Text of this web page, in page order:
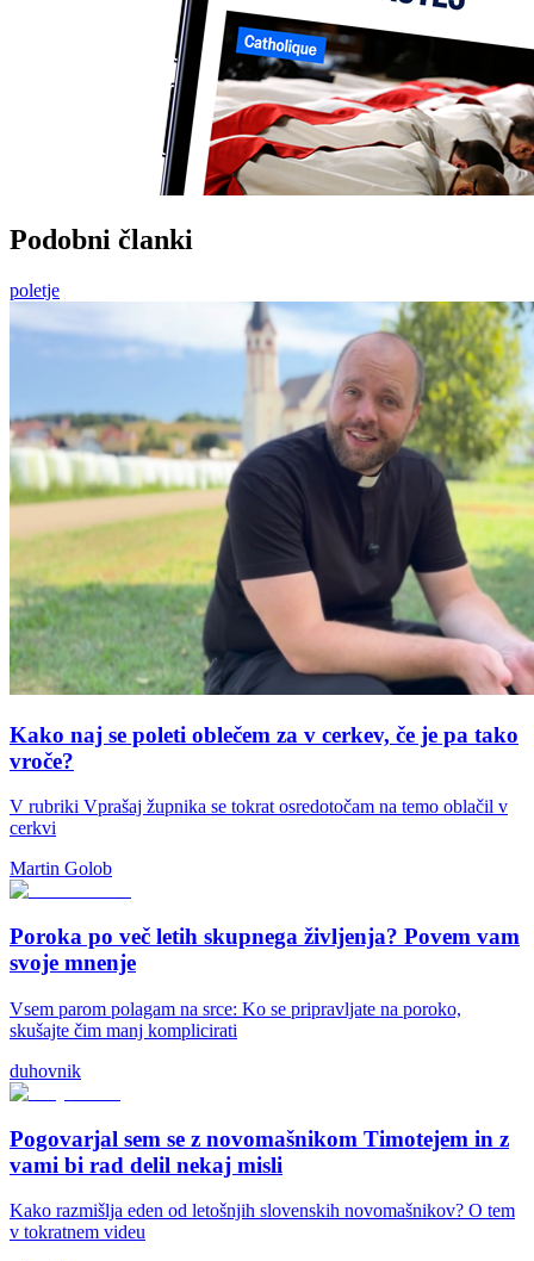
Podobni članki
poletje
Kako naj se poleti oblečem za v cerkev, če je pa tako
vroče?
V rubriki Vprašaj župnika se tokrat osredotočam na temo oblačil v
cerkvi
Martin Golob
Poroka po več letih skupnega življenja? Povem vam
svoje mnenje
Vsem parom polagam na srce: Ko se pripravljate na poroko,
skušajte čim manj komplicirati
duhovnik
Pogovarjal sem se z novomašnikom Timotejem in z
vami bi rad delil nekaj misli
Kako razmišlja eden od letošnjih slovenskih novomašnikov? O tem
v tokratnem videu